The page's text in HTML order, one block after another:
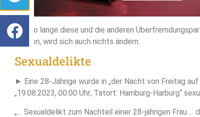
Und so lange diese und die anderen
werden, wird sich auch nichts ändern:
Sexualdelikte
► Eine 28-Jährige wurde in „der Nacht von Freitag auf
„19.08.2023, 00:00 Uhr; Tatort: Hamburg-Harburg“
„… Sexualdelikt zum Nachteil einer 28-jährigen Frau …